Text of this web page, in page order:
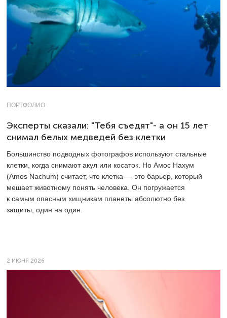
ПОРТФОЛИО
Эксперты сказали: "Тебя съедят"- а он 15 лет
снимал белых медведей без клетки
Большинство подводных фотографов используют стальные
клетки, когда снимают акул или косаток. Но Амос Нахум
(Amos Nachum) считает, что клетка — это барьер, который
мешает животному понять человека. Он погружается
к самым опасным хищникам планеты абсолютно без
защиты, один на один.
2 ИЮНЯ 2026